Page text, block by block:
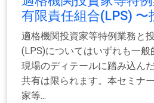
有限責任組合(LPS) 〜
適格機関投資家等特例業務と
(LPS)についてはいずれも一般
現場のディテールに踏み込ん
共有は限られます。本セミナ
家等...